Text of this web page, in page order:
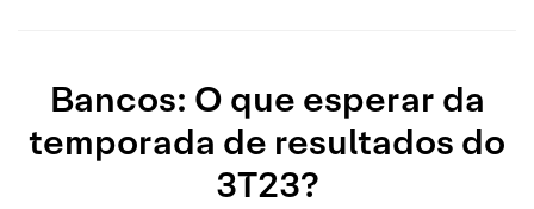
Bancos: O que esperar da
temporada de resultados do
3T23?